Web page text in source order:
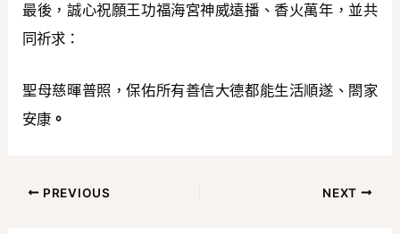
最後，誠心祝願王功福海宮神威遠播、香火萬年，並共
同祈求：
聖母慈暉普照，保佑所有善信大德都能生活順遂、閤家
安康 。
PREVIOUS NEXT